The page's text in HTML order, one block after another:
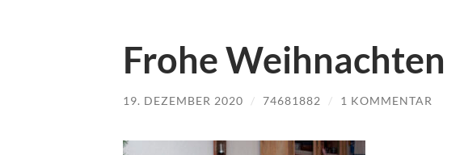
Frohe Weihnachten
19. DEZEMBER 2020 / 74681882 / 1 KOMMENTAR